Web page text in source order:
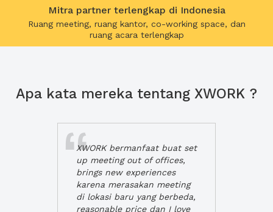
Mitra partner terlengkap di Indonesia
Ruang meeting, ruang kantor, co-working space, dan
ruang acara terlengkap
Apa kata mereka tentang XWORK ?
XWORK bermanfaat buat set
up meeting out of offices,
brings new experiences
karena merasakan meeting
di lokasi baru yang berbeda,
reasonable price dan I love